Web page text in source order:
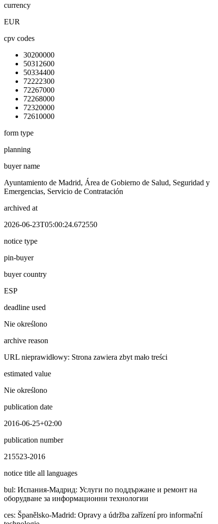
currency
EUR
cpv codes
30200000
50312600
50334400
72222300
72267000
72268000
72320000
72610000
form type
planning
buyer name
Ayuntamiento de Madrid, Área de Gobierno de Salud, Seguridad y
Emergencias, Servicio de Contratación
archived at
2026-06-23T05:00:24.672550
notice type
pin-buyer
buyer country
ESP
deadline used
Nie określono
archive reason
URL nieprawidłowy: Strona zawiera zbyt mało treści
estimated value
Nie określono
publication date
2016-06-25+02:00
publication number
215523-2016
notice title all languages
bul: Иcпaния-Мадрид: Услуги по поддържане и ремонт на
оборудване за информационни технологии
ces: Španělsko-Madrid: Opravy a údržba zařízení pro informační